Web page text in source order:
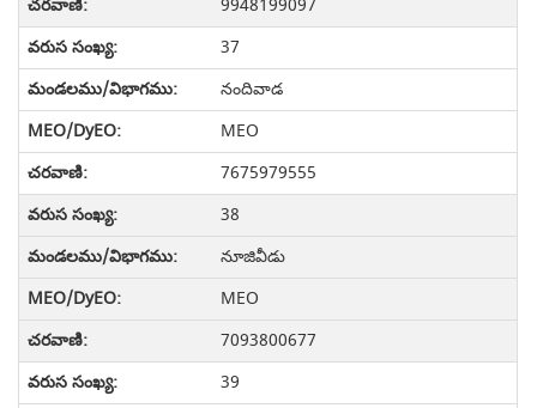
9948199097
37
నందివాడ
MEO
7675979555
38
నూజివీడు
MEO
7093800677
39